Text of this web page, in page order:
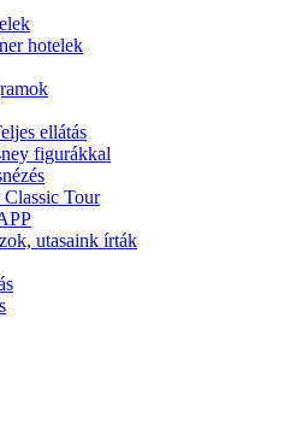
hotelek
ellátás
figurákkal
Tour
utasaink írták